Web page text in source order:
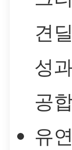
견
성
공
유